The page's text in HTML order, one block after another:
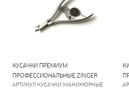
КУСАЧКИ ПРЕМИУМ
ПРОФЕССИОНАЛЬНЫЕ ZINGER
АРТИКУЛ КУСАЧКИ МАНИКЮРНЫЕ